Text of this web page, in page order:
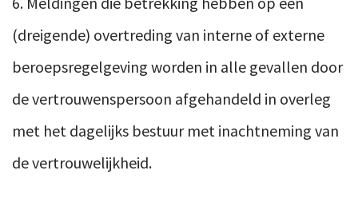
(dreigende) overtreding van interne of externe
beroepsregelgeving worden in alle gevallen door
de vertrouwenspersoon afgehandeld in overleg
met het dagelijks bestuur met inachtneming van
de vertrouwelijkheid.